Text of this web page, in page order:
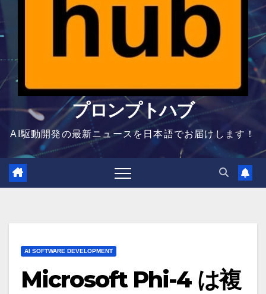
プロンプトハブ
AI駆動開発の最新ニュースを日本語でお届けします！
AI SOFTWARE DEVELOPMENT
Microsoft Phi-4 は複